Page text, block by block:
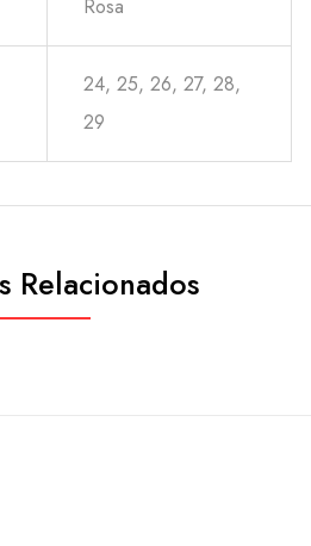
Rosa
24, 25, 26, 27, 28,
29
Relacionados